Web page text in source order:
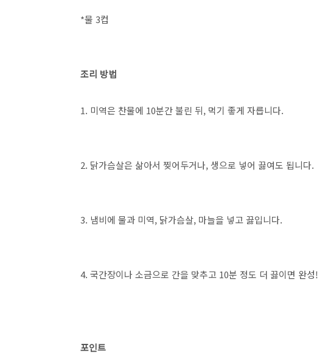
*물 3컵
조리 방법
1. 미역은 찬물에 10분간 불린 뒤, 먹기 좋게 자릅니다.
2. 닭가슴살은 삶아서 찢어두거나, 생으로 넣어 끓여도 됩니다.
3. 냄비에 물과 미역, 닭가슴살, 마늘을 넣고 끓입니다.
4. 국간장이나 소금으로 간을 맞추고 10분 정도 더 끓이면 완성!
포인트